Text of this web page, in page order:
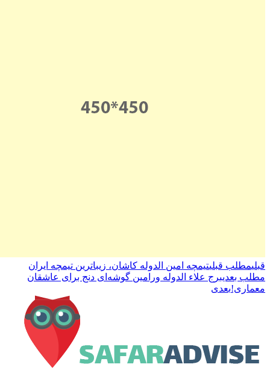
قبلیمطلب قبلیتیمچه امین الدوله کاشان، زیباترین تیمچه ایران
مطلب بعدیبرج علاء الدوله ورامین گوشه‌ای دنج برای عاشقان
معماری!بعدی